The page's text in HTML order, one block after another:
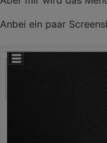
Anbei ein paar